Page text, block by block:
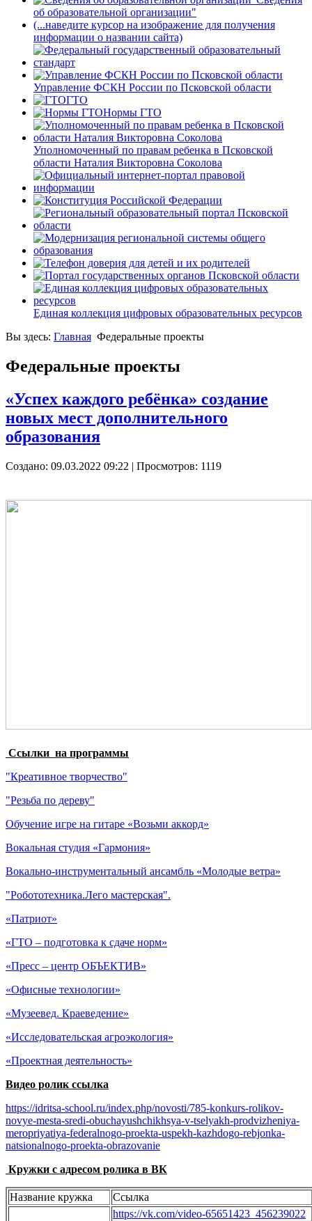
об образовательной организации"
(...наведите курсор на изображение для получения
информации о названии сайта)
Управление ФСКН России по Псковской области
ГТО
Нормы ГТО
Уполномоченный по правам ребенка в Псковской
области Наталия Викторовна Соколова
Единая коллекция цифровых образовательных ресурсов
Вы здесь: Главная Федеральные проекты
Федеральные проекты
«Успех каждого ребёнка» создание
новых мест дополнительного
образования
Создано: 09.03.2022 09:22 | Просмотров: 1119
Cсылки на программы
"Креативное творчество"
"Резьба по дереву"
Обучение игре на гитаре «Возьми аккорд»
Вокальная студия «Гармония»
Вокально-инструментальный ансамбль «Молодые ветра»
"Робототехника.Лего мастерская".
«Патриот»
«ГТО – подготовка к сдаче норм»
«Пресс – центр ОБЪЕКТИВ»
«Офисные технологии»
«Музеевед. Краеведение»
«Исследовательская агроэкология»
«Проектная деятельность»
Видео ролик ссылка
https://idritsa-school.ru/index.php/novosti/785-konkurs-rolikov-
novye-mesta-sredi-obuchayushchikhsya-v-tselyakh-prodvizheniya-
meropriyatiya-federalnogo-proekta-uspekh-kazhdogo-rebjonka-
natsionalnogo-proekta-obrazovanie
Кружки с адресом ролика в ВК
Название кружка Ссылка
https://vk.com/video-65651423_456239022